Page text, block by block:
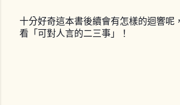
十分好奇這本書後續會有怎樣的迴響呢
看「可對人言的二三事」！